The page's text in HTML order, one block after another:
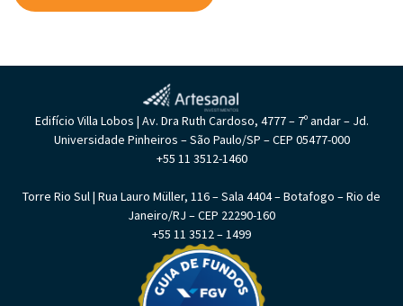
Edifício Villa Lobos | Av. Dra Ruth Cardoso, 4777 – 7º andar – Jd.
Universidade Pinheiros – São Paulo/SP – CEP 05477-000
+55 11 3512-1460
Torre Rio Sul | Rua Lauro Müller, 116 – Sala 4404 – Botafogo – Rio de
Janeiro/RJ – CEP 22290-160
+55 11 3512 – 1499